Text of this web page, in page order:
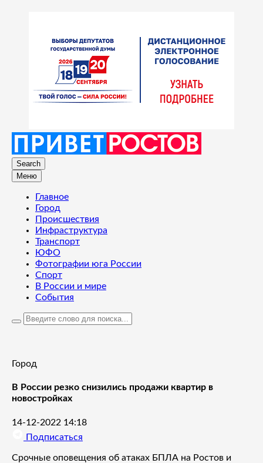
Search
Меню
Главное
Город
Происшествия
Инфраструктура
Транспорт
ЮФО
Фотографии юга России
Спорт
В России и мире
События
Город
В России резко снизились продажи квартир в
новостройках
14-12-2022 14:18
Подписаться
Срочные оповещения об атаках БПЛА на Ростов и